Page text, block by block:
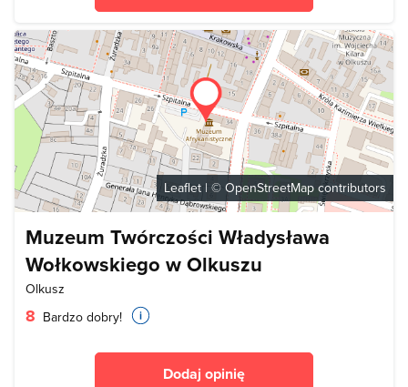
Leaflet | © OpenStreetMap contributors
Muzeum Twórczości Władysława
Wołkowskiego w Olkuszu
Olkusz
8 Bardzo dobry!
Dodaj opinię